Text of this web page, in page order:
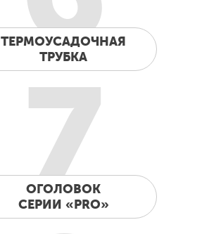
ТЕРМОУСАДОЧНАЯ
ТРУБКА
7
ОГОЛОВОК
СЕРИИ «PRO»